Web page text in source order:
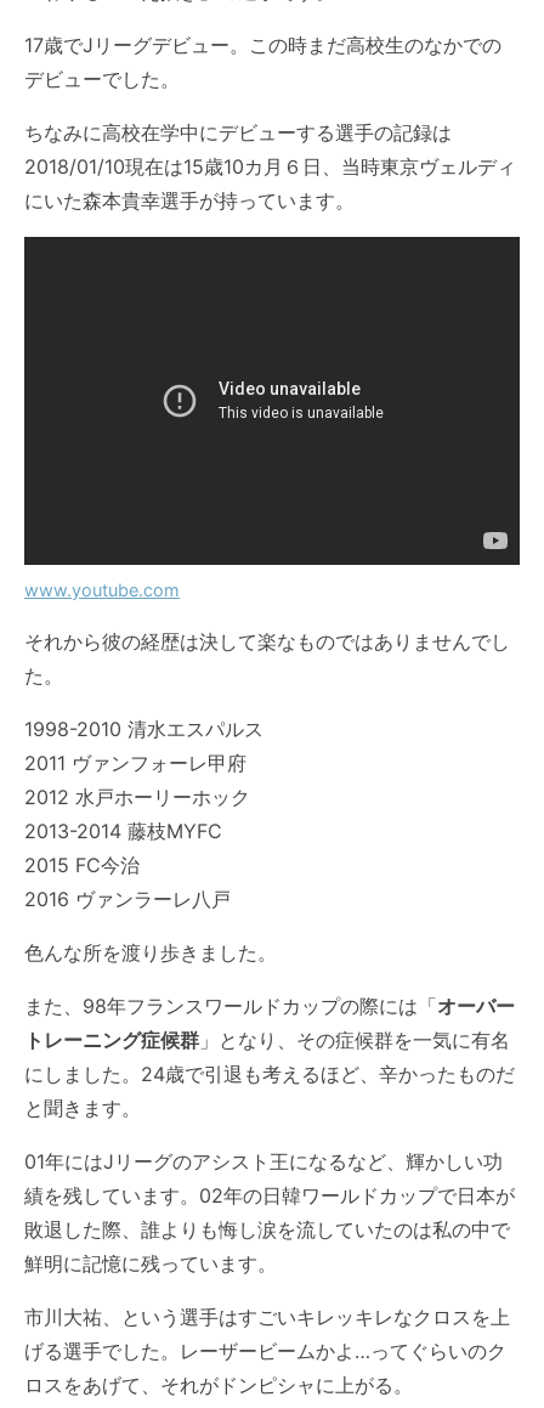
17歳でJリーグデビュー。この時まだ高校生のなかでの
デビューでした。
ちなみに高校在学中にデビューする選手の記録は
2018/01/10現在は15歳10カ月６日、当時東京ヴェルディ
にいた森本貴幸選手が持っています。
www.youtube.com
それから彼の経歴は決して楽なものではありませんでし
た。
1998-2010清水エスパルス
2011 ヴァンフォーレ甲府
2012 水戸ホーリーホック
2013-2014藤枝MYFC
2015 FC今治
2016 ヴァンラーレ八戸
色んな所を渡り歩きました。
また、98年フランスワールドカップの際には「オーバー
トレーニング症候群 」となり、その症候群を一気に有名
にしました。24歳で引退も考えるほど、辛かったものだ
と聞きます。
01年にはJリーグのアシスト王になるなど、輝かしい功
績を残しています。02年の日韓ワールドカップで日本が
敗退した際、誰よりも悔し涙を流していたのは私の中で
鮮明に記憶に残っています。
市川大祐 、という選手はすごいキレッキレなクロスを上
げる選手でした。レーザービームかよ…ってぐらいのク
ロスをあげて、それがドンピシャに上がる。